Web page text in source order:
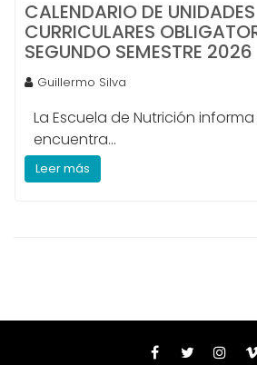
CALENDARIO DE UNIDADES
CURRICULARES
SEGUNDO SEMESTRE 2026
Guillermo Silva
La Escuela de Nutrición
encuentra...
Leer más